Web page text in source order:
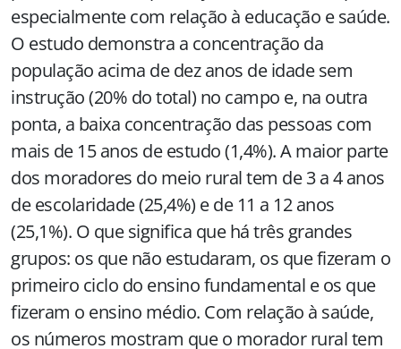
especialmente com relação à educação e saúde.
O estudo demonstra a concentração da
população acima de dez anos de idade sem
instrução (20% do total) no campo e, na outra
ponta, a baixa concentração das pessoas com
mais de 15 anos de estudo (1,4%). A maior parte
dos moradores do meio rural tem de3 a4 anos
de escolaridade (25,4%) e de 11 a 12 anos
(25,1%). O que significa que há três grandes
grupos: os que não estudaram, os que fizeram o
primeiro ciclo do ensino fundamental e os que
fizeram o ensino médio. Com relação à saúde,
os números mostram que o morador rural tem